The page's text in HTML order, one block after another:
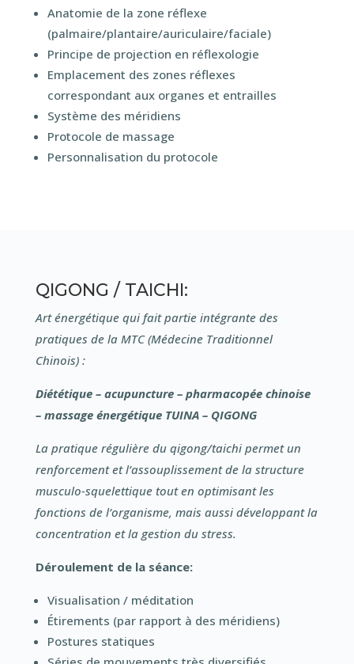
Anatomie de la zone réflexe
(palmaire/plantaire/auriculaire/faciale)
Principe de projection en réflexologie
Emplacement des zones réflexes
correspondant aux organes et entrailles
Système des méridiens
Protocole de massage
Personnalisation du protocole
QIGONG / TAICHI:
Art énergétique qui fait partie intégrante des
pratiques de la MTC (Médecine Traditionnel
Chinois) :
Diététique – acupuncture – pharmacopée chinoise
– massage énergétique TUINA – QIGONG
La pratique régulière du qigong/taichi permet un
renforcement et l’assouplissement de la structure
musculo-squelettique tout en optimisant les
fonctions de l’organisme, mais aussi développant la
concentration et la gestion du stress.
Déroulement de la séance:
Visualisation / méditation
Étirements (par rapport à des méridiens)
Postures statiques